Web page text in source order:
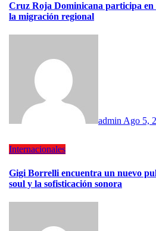
Cruz Roja Dominicana participa en
la migración regional
admin Ago 5,
Internacionales
Gigi Borrelli encuentra un nuevo
soul y la sofisticación sonora